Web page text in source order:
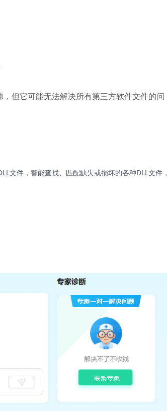
但它可能无法解决所有第三方软件文件的问
文件，智能查找、匹配缺失或损坏的各种DLL文件，